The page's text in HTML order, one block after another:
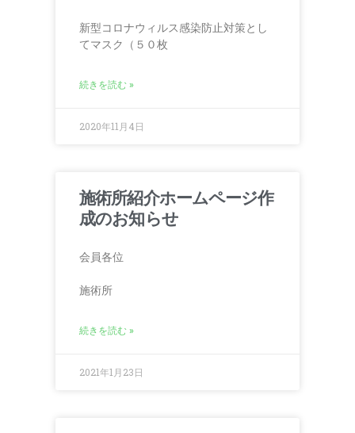
新型コロナウィルス感染防止対策とし
てマスク（５０枚
続きを読む »
2020年11月4日
施術所紹介ホームページ作
成のお知らせ
会員各位
施術所
続きを読む »
2021年1月23日